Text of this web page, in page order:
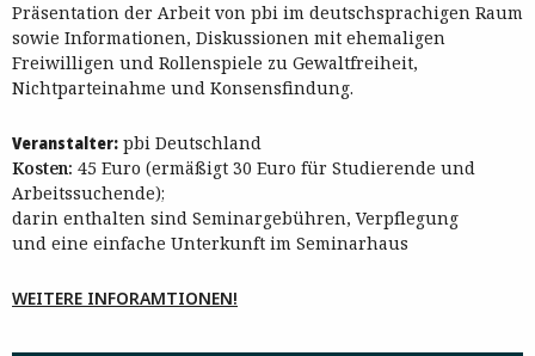
Präsentation der Arbeit von pbi im deutschsprachigen Raum
sowie Informationen, Diskussionen mit ehemaligen
Freiwilligen und Rollenspiele zu Gewaltfreiheit,
Nichtparteinahme und Konsensfindung.
Veranstalter: pbi Deutschland
Kosten: 45 Euro (ermäßigt 30 Euro für Studierende und
Arbeitssuchende);
darin enthalten sind Seminargebühren, Verpflegung
und eine einfache Unterkunft im Seminarhaus
WEITERE INFORAMTIONEN!